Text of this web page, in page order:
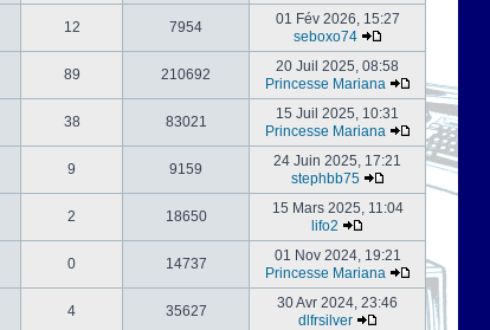
12 7954
01 Fév 2026, 15:27
seboxo74
89 210692
20 Juil 2025, 08:58
Princesse Mariana
38 83021
15 Juil 2025, 10:31
Princesse Mariana
9 9159
24 Juin 2025, 17:21
stephbb75
2 18650
15 Mars 2025, 11:04
lifo2
0 14737
01 Nov 2024, 19:21
Princesse Mariana
4 35627
30 Avr 2024, 23:46
dlfrsilver